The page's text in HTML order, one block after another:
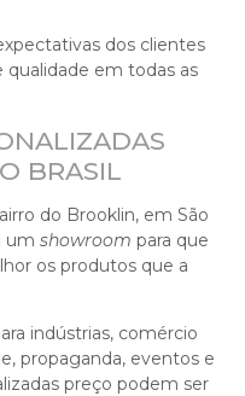
dos clientes
em todas as
BRASIL
do Brooklin, em São
um showroom para que
os produtos que a
indústrias, comércio
propaganda, eventos e
preço podem ser